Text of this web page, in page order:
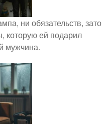
ни обязательств, зато
которую ей подарил
мужчина.